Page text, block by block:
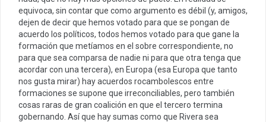
equivoca, sin contar que como argumento es débil (y, amigos,
dejen de decir que hemos votado para que se pongan de
acuerdo los políticos, todos hemos votado para que gane la
formación que metíamos en el sobre correspondiente, no
para que sea comparsa de nadie ni para que otra tenga que
acordar con una tercera), en Europa (esa Europa que tanto
nos gusta mirar) hay acuerdos rocambolescos entre
formaciones se supone que irreconciliables, pero también
cosas raras de gran coalición en que el tercero termina
gobernando. Así que hay sumas como que Rivera sea